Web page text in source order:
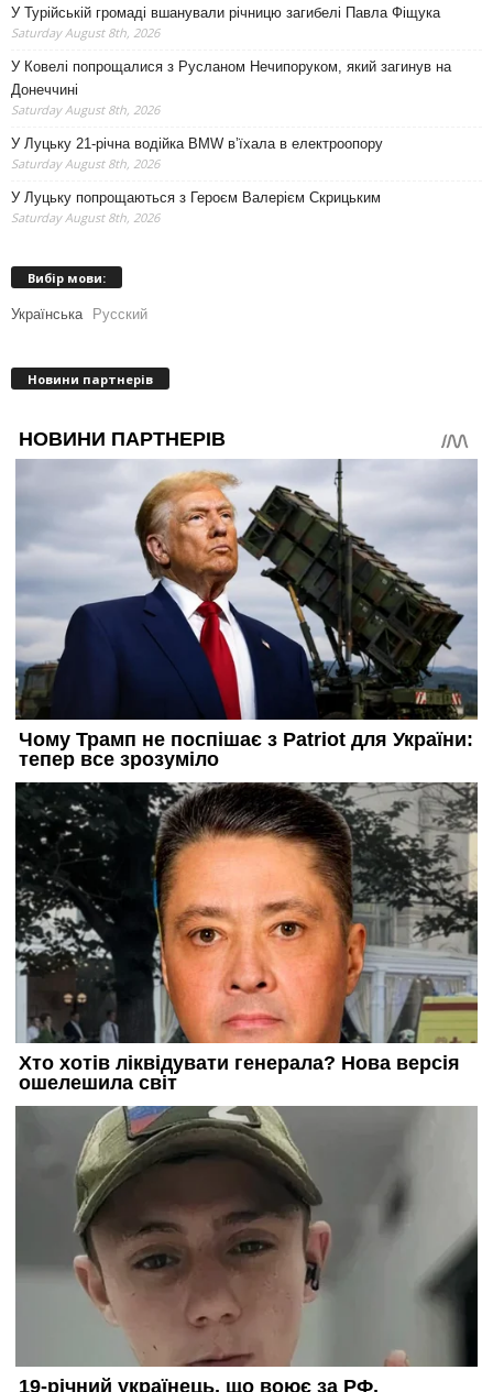
У Турійській громаді вшанували річницю загибелі Павла Фіщука
Saturday August 8th, 2026
У Ковелі попрощалися з Русланом Нечипоруком, який загинув на
Донеччині
Saturday August 8th, 2026
У Луцьку 21-річна водійка BMW в’їхала в електроопору
Saturday August 8th, 2026
У Луцьку попрощаються з Героєм Валерієм Скрицьким
Saturday August 8th, 2026
Вибір мови:
Українська Русский
Новини партнерів